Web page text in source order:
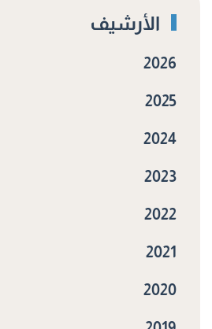
الأرشيف
2026
2025
2024
2023
2022
2021
2020